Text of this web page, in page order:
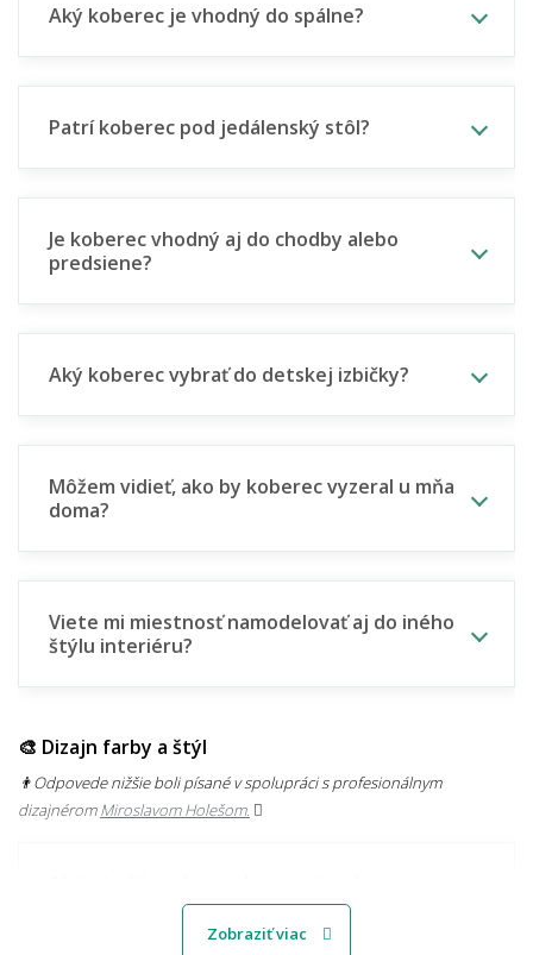
Aký koberec je vhodný do spálne?
Patrí koberec pod jedálenský stôl?
Je koberec vhodný aj do chodby alebo
predsiene?
Aký koberec vybrať do detskej izbičky?
Môžem vidieť, ako by koberec vyzeral u mňa
doma?
Viete mi miestnosť namodelovať aj do iného
štýlu interiéru?
🎨 Dizajn farby a štýl
👨‍Odpovede nižšie boli písané v spolupráci s profesionálnym
dizajnéromMiroslavom Holešom.
Zobraziť viac